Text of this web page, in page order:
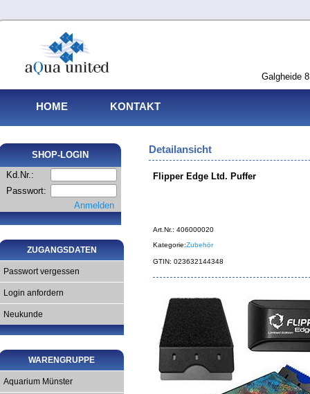
Galgheide
HOME KONTAKT
SHOP-LOGIN
Kd.Nr.:
Passwort:
Anmelden
ZUGANGSDATEN
Passwort vergessen
Login anfordern
Neukunde
WARENGRUPPE
Aquarium Münster
Detailansicht
Flipper Edge Ltd. Puffer
Art.Nr.: 406000020
Kategorie:Zubehör
GTIN: 023632144348